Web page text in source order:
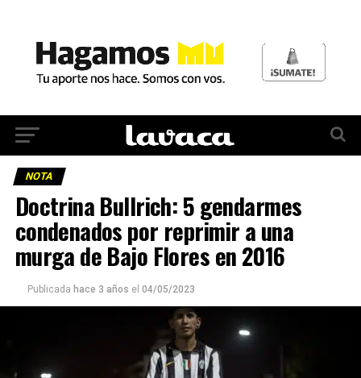
NOTA
Doctrina Bullrich: 5 gendarmes
condenados por reprimir a una
murga de Bajo Flores en 2016
Publicada hace 3 años el 04/05/2023